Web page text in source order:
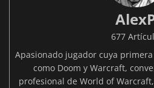
677
Apasionado jugador cuya
como Doom y Warcraft,
profesional de World of